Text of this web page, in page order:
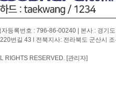
등록번호 : 796-86-00240 | 본사 : 경기
번길 43 l 전북지사: 전라북도 군산시
RIGHTS RESERVED. [관리자]